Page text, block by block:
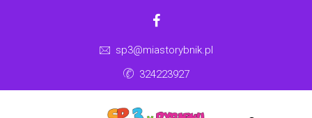
sp3@miastorybnik.pl
324223927